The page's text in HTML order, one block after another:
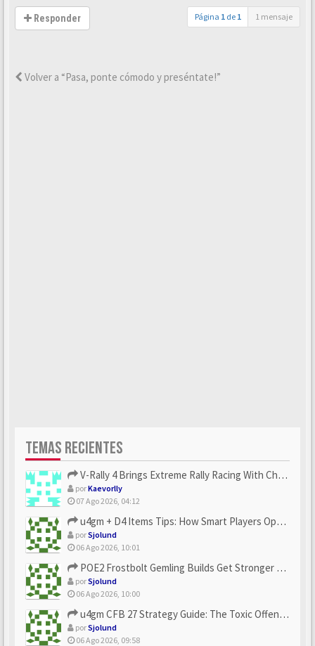
Responder Página 1 de 1 1 mensaje
Volver a “Pasa, ponte cómodo y preséntate!”
TEMAS RECIENTES
V-Rally 4 Brings Extreme Rally Racing With Challenging Track...
porKaevorlly
07 Ago 2026, 04:12
u4gm + D4 Items Tips: How Smart Players Optimize Gear, Build...
porSjolund
06 Ago 2026, 10:01
POE2 Frostbolt Gemling Builds Get Stronger With u4gm’s Ice C...
porSjolund
06 Ago 2026, 10:00
u4gm CFB 27 Strategy Guide: The Toxic Offensive Scheme Your ...
porSjolund
06 Ago 2026, 09:58